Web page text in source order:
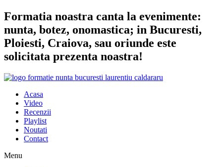
Sari
la
conținut
Formatia noastra canta la evenimente:
nunta, botez, onomastica; in Bucuresti,
Ploiesti, Craiova, sau oriunde este
solicitata prezenta noastra!
Acasa
Video
Recenzii
Playlist
Noutati
Contact
Menu